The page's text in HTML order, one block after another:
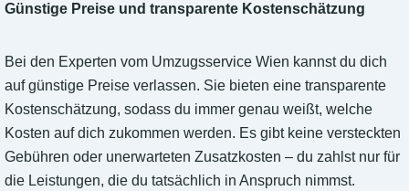
Günstige Preise und transparente Kostenschätzung
Bei den Experten vom Umzugsservice Wien kannst du dich
auf günstige Preise verlassen. Sie bieten eine transparente
Kostenschätzung, sodass du immer genau weißt, welche
Kosten auf dich zukommen werden. Es gibt keine versteckten
Gebühren oder unerwarteten Zusatzkosten – du zahlst nur für
die Leistungen, die du tatsächlich in Anspruch nimmst.